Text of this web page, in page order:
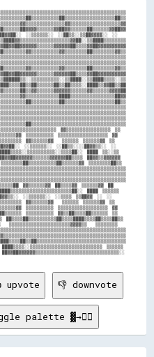
░░▒▒▒▒▒▒░░  ░░██▒▒░░▒▒██▓▓▓▓░░  ░░
▓▓▒▒▒▒▒▒▒▒▒▒▒▒▒▒▒▒  ▒▒
▒▒▒▒▒▒▒▒▒▒  ▒▒▒▒▒▒▒▒▒▒▒▒▒▒▒▒▒▒  ▓▓
▓▓▒▒▒▒▒▒▓▓    ▒▒▒▒▒▒  ▒▒▒▒▒▒▓▓  ▒▒
░░▒▒▒▒▒▒░░  ░░██▒▒░░░░██▓▓▒▒░░  ░░
████  ▒▒░░▒▒
██▓▓▒▒▓▓▓▓▓▓
▒▒▒▒▒▒▒▒██▒▒
▓▓▒▒▒▒▒▒▓▓  ██▒▒▒▒▓▓  ▒▒▒▒▒▒▓▓  ██
████  ▒▒▒▒▒▒
░░▒▒▒▒▒▒░░  ░░▒▒▒▒  ▒▒██▓▓  ░░  ░░
▓▓▒▒▒▒▒▒▓▓    ▒▒▒▒▒▒  ▒▒▒▒▒▒▓▓  ▒▒
▒▒▒▒▒▒▒▒▒▒  ▒▒▒▒▒▒▒▒▒▒▒▒▒▒▒▒▒▒  ▓▓
▒▒▒▒▒▒▒▒▒▒  ▓▓▒▒██▒▒▒▒██▒▒▒▒▒▒  ▒▒
██▒▒▒▒██▒▒▒▒▒▒▒▒▒▒██▒▒▒▒████▒▒▒▒██▒▒▒▒██▒▒
▒▒▒▒▒▒▒▒▒▒▒▒▒▒▒▒▒▒▒▒▒▒▓▓▓▓▒▒    ▒▒▒▒▒▒▒▒
████▒▒▒▒░░▒▒▒▒▒▒▒▒▒▒▒▒▒▒▒▒▒▒▒▒▒▒▒▒▒▒  ▒▒▒▒▒▒
upvote 👎 downvote
palette ▓→✊🏽